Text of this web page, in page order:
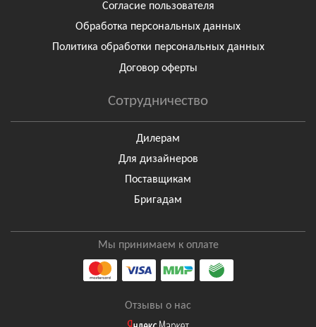
Согласие пользователя
Обработка персональных данных
Политика обработки персональных данных
Договор оферты
Сотрудничество
Дилерам
Для дизайнеров
Поставщикам
Бригадам
Мы принимаем к оплате
Отзывы о нас